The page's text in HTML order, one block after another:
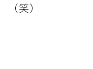
（笑）